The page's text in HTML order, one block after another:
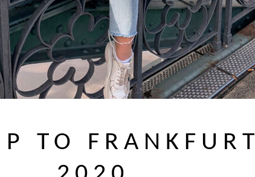
TO FRANKFURT